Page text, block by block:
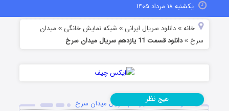
یکشنبه ۱۸ مرداد ۱۴۰۵
خانه »دانلود سریال ایرانی » شبکه نمایش خانگی » میدان
سرخ »دانلود قسمت 11 یازدهم سریال میدان سرخ
دانلود قسمت 11 یازدهم سریال میدان سرخ
هیچ نظر